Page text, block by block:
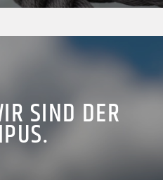
SIND DER